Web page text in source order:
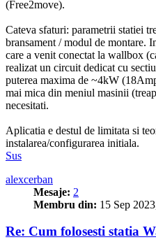
(Free2move).
Cateva sfaturi: parametrii statiei
bransament / modul de montare.
care a venit conectat la wallbox
realizat un circuit dedicat cu
puterea maxima de ~4kW
mai mica din meniul masinii
necesitati.
Aplicatia e destul de limitata si
instalarea/configurarea initiala.
Sus
alexcerban
Mesaje: 2
Membru din: 15 Sep
Re: Cum folosesti statia